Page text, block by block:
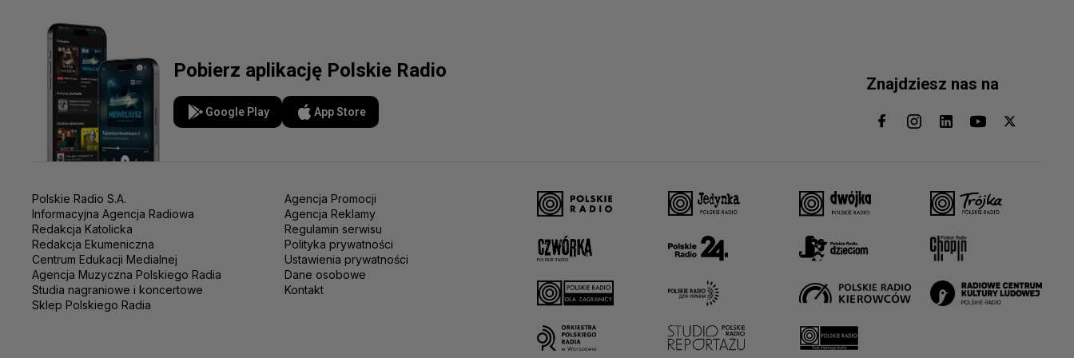
Pobierz aplikację Polskie Radio
Google Play App Store
Znajdziesz nas na
Polskie Radio S.A.
Informacyjna Agencja Radiowa
Redakcja Katolicka
Redakcja Ekumeniczna
Centrum Edukacji Medialnej
Agencja Muzyczna Polskiego Radia
Studia nagraniowe i koncertowe
Sklep Polskiego Radia
Agencja Promocji
Agencja Reklamy
Regulamin serwisu
Polityka prywatności
Ustawienia prywatności
Dane osobowe
Kontakt